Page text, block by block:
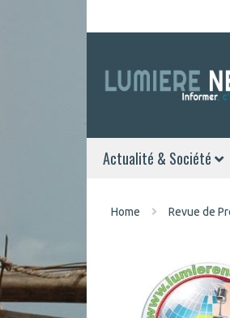
Actualité & Société
Home Revue de